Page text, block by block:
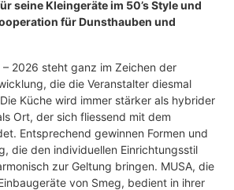
seine Kleingeräte im 50’s Style und
für Dunsthauben und
2026 steht ganz im Zeichen der
die die Veranstalter diesmal
Küche wird immer stärker als hybrider
Ort, der sich fliessend mit dem
Entsprechend gewinnen Formen und
die den individuellen Einrichtungsstil
zur Geltung bringen. MUSA, die
von Smeg, bedient in ihrer